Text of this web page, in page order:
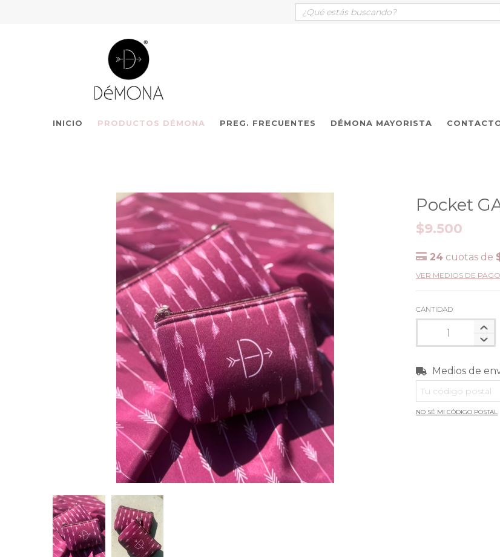
INICIO PRODUCTOS DÉMONA PREG. FRECUENTES DÉMONA MAYORISTA
Pocket
$9.500
24 cuotas de
VER MEDIOS DE PAGO
CANTIDAD
Entregas para el
Medios de
NO SÉ MI CÓDIGO POSTAL